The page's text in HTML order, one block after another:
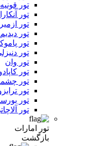
تور قونیه
تور آنکارا
تور ازمیر
تور دیدیم
تور
تور
تور وان
تور
تور
تور
تور
تور
تور امارات
بازگشت